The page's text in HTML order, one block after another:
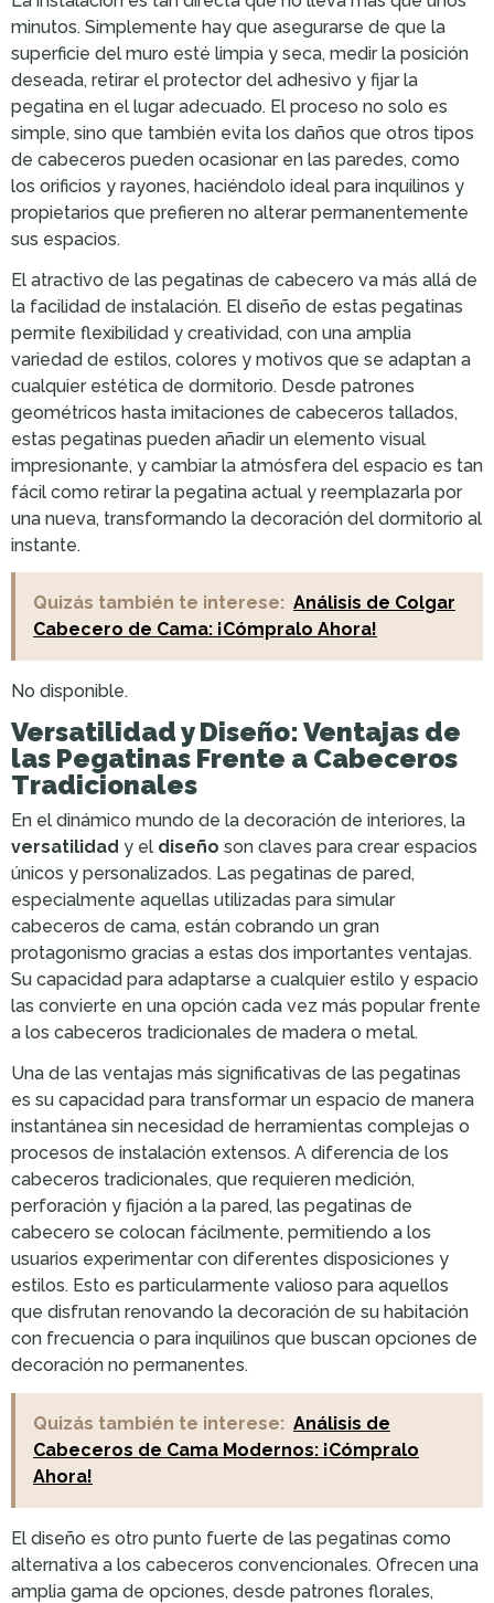
minutos. Simplemente hay que asegurarse de que la
superficie del muro esté limpia y seca, medir la posición
deseada, retirar el protector del adhesivo y fijar la
pegatina en el lugar adecuado. El proceso no solo es
simple, sino que también evita los daños que otros tipos
de cabeceros pueden ocasionar en las paredes, como
los orificios y rayones, haciéndolo ideal para inquilinos y
propietarios que prefieren no alterar permanentemente
sus espacios.
El atractivo de las pegatinas de cabecero va más allá de
la facilidad de instalación. El diseño de estas pegatinas
permite flexibilidad y creatividad, con una amplia
variedad de estilos, colores y motivos que se adaptan a
cualquier estética de dormitorio. Desde patrones
geométricos hasta imitaciones de cabeceros tallados,
estas pegatinas pueden añadir un elemento visual
impresionante, y cambiar la atmósfera del espacio es tan
fácil como retirar la pegatina actual y reemplazarla por
una nueva, transformando la decoración del dormitorio al
instante.
Quizás también te interese: Análisis de Colgar
Cabecero de Cama: ¡Cómpralo Ahora!
No disponible.
Versatilidad y Diseño: Ventajas de
las Pegatinas Frente a Cabeceros
Tradicionales
En el dinámico mundo de la decoración de interiores, la
versatilidad y el diseño son claves para crear espacios
únicos y personalizados. Las pegatinas de pared,
especialmente aquellas utilizadas para simular
cabeceros de cama, están cobrando un gran
protagonismo gracias a estas dos importantes ventajas.
Su capacidad para adaptarse a cualquier estilo y espacio
las convierte en una opción cada vez más popular frente
a los cabeceros tradicionales de madera o metal.
Una de las ventajas más significativas de las pegatinas
es su capacidad para transformar un espacio de manera
instantánea sin necesidad de herramientas complejas o
procesos de instalación extensos. A diferencia de los
cabeceros tradicionales, que requieren medición,
perforación y fijación a la pared, las pegatinas de
cabecero se colocan fácilmente, permitiendo a los
usuarios experimentar con diferentes disposiciones y
estilos. Esto es particularmente valioso para aquellos
que disfrutan renovando la decoración de su habitación
con frecuencia o para inquilinos que buscan opciones de
decoración no permanentes.
Quizás también te interese: Análisis de
Cabeceros de Cama Modernos: ¡Cómpralo
Ahora!
El diseño es otro punto fuerte de las pegatinas como
alternativa a los cabeceros convencionales. Ofrecen una
amplia gama de opciones, desde patrones florales,